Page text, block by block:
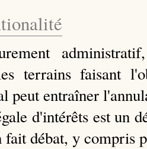
terrains faisant
peut entraîner
d'intérêts est un
débat, y compris